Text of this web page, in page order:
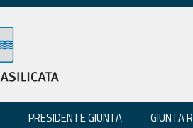
PRESIDENTE GIUNTA GIUNTA